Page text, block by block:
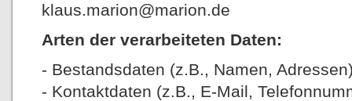
klaus.marion@marion.de
Arten der verarbeiteten Daten:
- Bestandsdaten (z.B., Namen,
- Kontaktdaten (z.B., E-Mail,